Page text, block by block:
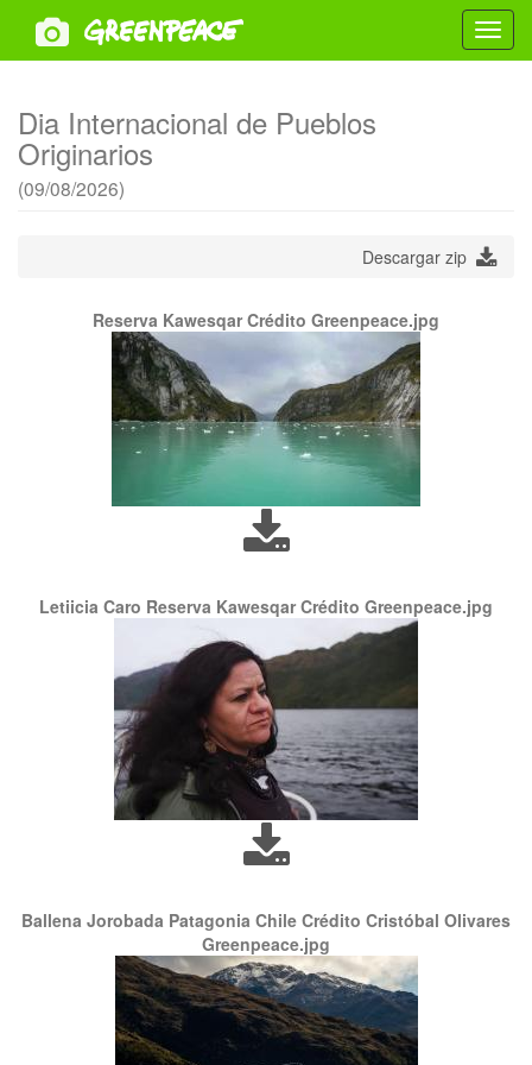
Dia Internacional de Pueblos
Originarios
(09/08/2026)
Descargar zip
Reserva Kawesqar Crédito Greenpeace.jpg
Letiicia Caro Reserva Kawesqar Crédito Greenpeace.jpg
Ballena Jorobada Patagonia Chile Crédito Cristóbal Olivares
Greenpeace.jpg